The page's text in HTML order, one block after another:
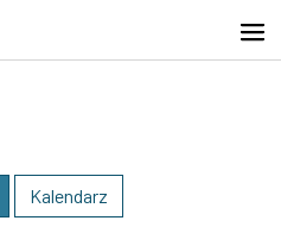
Kalendarz